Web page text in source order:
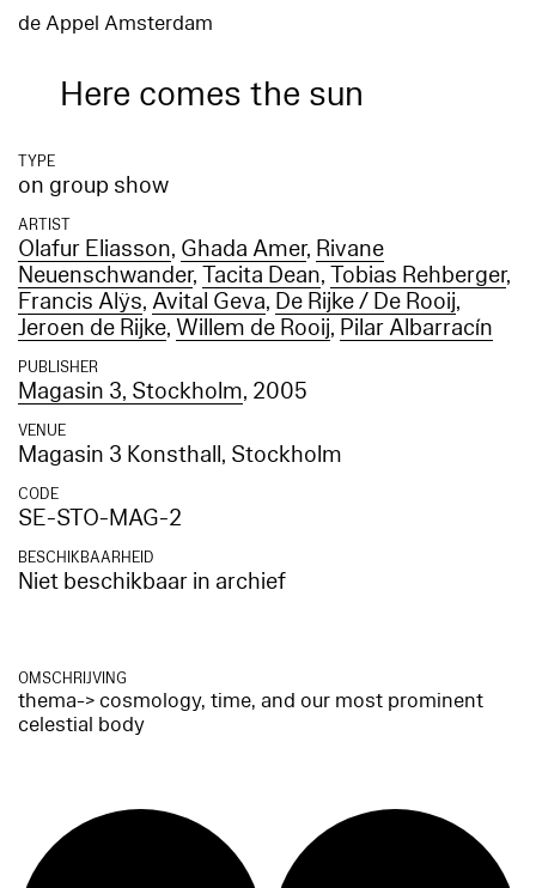
de Appel Amsterdam
Here comes the sun
TYPE
on group show
ARTIST
Olafur Eliasson, Ghada Amer, Rivane
Neuenschwander,Tacita Dean,Tobias Rehberger,
Francis Alÿs,Avital Geva, De Rijke / De Rooij,
Jeroen de Rijke, Willem de Rooij, Pilar Albarracín
PUBLISHER
Magasin 3, Stockholm, 2005
VENUE
Magasin 3 Konsthall, Stockholm
CODE
SE-STO-MAG-2
BESCHIKBAARHEID
Niet beschikbaar in archief
OMSCHRIJVING
thema-> cosmology, time, and our most prominent
celestial body